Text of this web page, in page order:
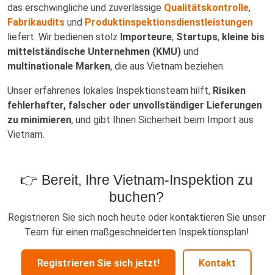
das erschwingliche und zuverlässige Qualitätskontrolle,
Fabrikaudits und Produktinspektionsdienstleistungen
liefert. Wir bedienen stolz Importeure, Startups, kleine bis
mittelständische Unternehmen (KMU) und
multinationale Marken, die aus Vietnam beziehen.
Unser erfahrenes lokales Inspektionsteam hilft, Risiken
fehlerhafter, falscher oder unvollständiger Lieferungen
zu minimieren, und gibt Ihnen Sicherheit beim Import aus
Vietnam.
👉 Bereit, Ihre Vietnam-Inspektion zu
buchen?
Registrieren Sie sich noch heute oder kontaktieren Sie unser
Team für einen maßgeschneiderten Inspektionsplan!
Registrieren Sie sich jetzt! Kontakt